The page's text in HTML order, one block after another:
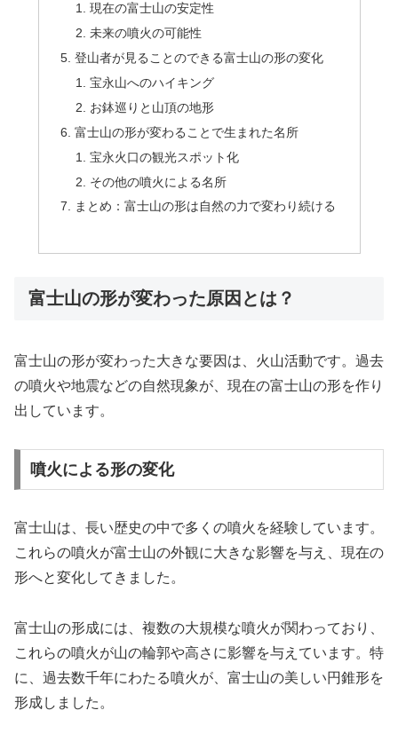
現在の富士山の安定性
未来の噴火の可能性
登山者が見ることのできる富士山の形の変化
宝永山へのハイキング
お鉢巡りと山頂の地形
富士山の形が変わることで生まれた名所
宝永火口の観光スポット化
その他の噴火による名所
まとめ：富士山の形は自然の力で変わり続ける
富士山の形が変わった原因とは？
富士山の形が変わった大きな要因は、火山活動です。過去
の噴火や地震などの自然現象が、現在の富士山の形を作り
出しています。
噴火による形の変化
富士山は、長い歴史の中で多くの噴火を経験しています。
これらの噴火が富士山の外観に大きな影響を与え、現在の
形へと変化してきました。
富士山の形成には、複数の大規模な噴火が関わっており、
これらの噴火が山の輪郭や高さに影響を与えています。特
に、過去数千年にわたる噴火が、富士山の美しい円錐形を
形成しました。